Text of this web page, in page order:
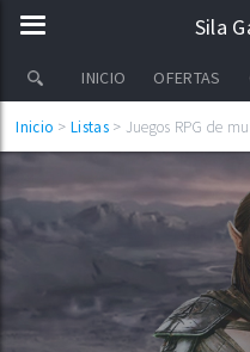
Sila
INICIO OFERTAS
Inicio >Listas> Juegos RPG de